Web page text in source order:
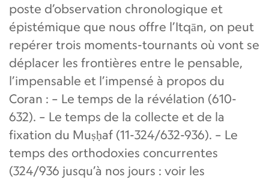
poste d’observation chronologique et
épistémique que nous offre l’Itqān, on peut
repérer trois moments-tournants où vont se
déplacer les frontières entre le pensable,
l’impensable et l’impensé à propos du
Coran : – Le temps de la révélation (610-
632). – Le temps de la collecte et de la
fixation du Muṣḥaf (11-324/632-936). – Le
temps des orthodoxies concurrentes
(324/936 jusqu’à nos jours : voir les